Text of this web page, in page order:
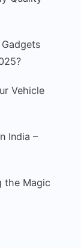
Vehicle
India –
the Magic